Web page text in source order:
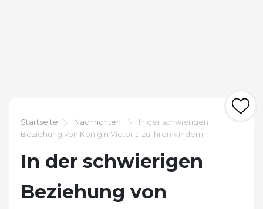
Startseite Nachrichten
In der schwierigen
Beziehung von Königin Victoria zu ihren Kindern
In der schwierigen
Beziehung von